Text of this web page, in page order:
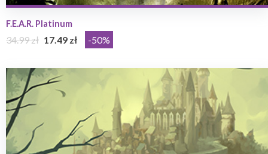
F.E.A.R. Platinum
34.99 zł 17.49 zł -50%